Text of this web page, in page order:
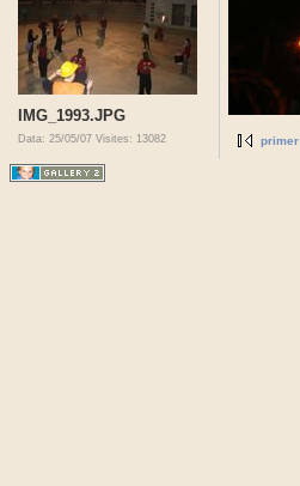
IMG_1993.JPG
Data: 25/05/07 Visites: 13082 primer